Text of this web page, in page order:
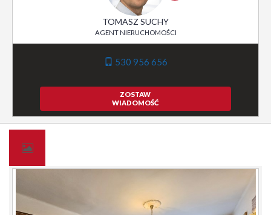
TOMASZ SUCHY
AGENT NIERUCHOMOŚCI
530 956 656
ZOSTAW
WIADOMOŚĆ